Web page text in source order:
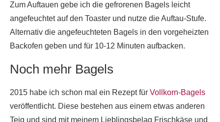
Zum Auftauen gebe ich die gefrorenen Bagels leicht
angefeuchtet auf den Toaster und nutze die Auftau-Stufe.
Alternativ die angefeuchteten Bagels in den vorgeheizten
Backofen geben und für 10-12 Minuten aufbacken.
Noch mehr Bagels
2015 habe ich schon mal ein Rezept für Vollkorn-Bagels
veröffentlicht. Diese bestehen aus einem etwas anderen
Teig und sind mit meinem Lieblingsbelag Frischkäse und